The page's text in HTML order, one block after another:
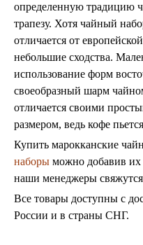
определенную традицию
трапезу. Хотя чайный
отличается от
небольшие сходства.
использование форм
своеобразный шарм
отличается своими
размером, ведь кофе
Купить марокканские
наборы можно добавив их
наши менеджеры
Все товары доступны с
России и в страны СНГ.